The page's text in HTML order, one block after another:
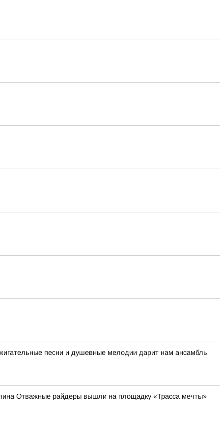
песни и душевные мелодии дарит нам ансамбль
Отважные райдеры вышли на площадку «Трасса мечты»